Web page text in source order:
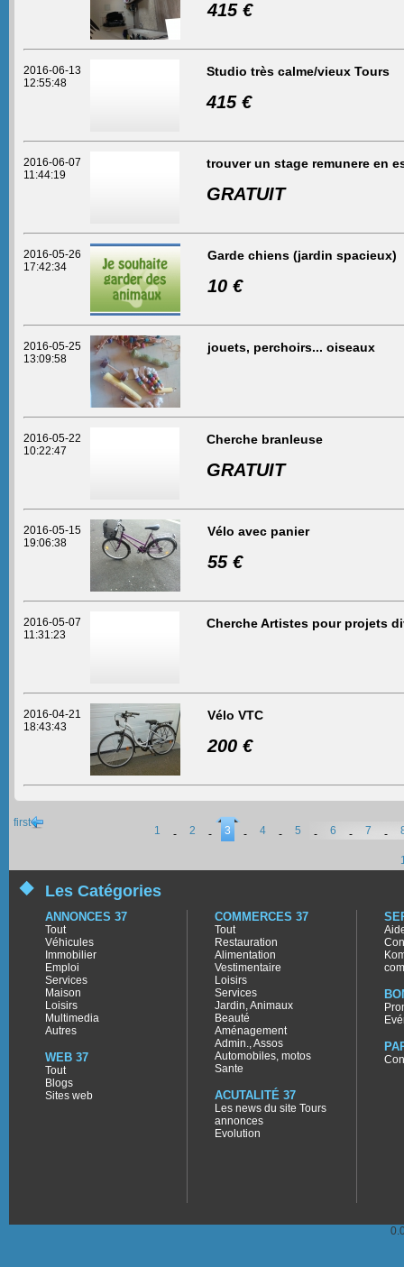
415 €
2016-06-13
12:55:48
Studio très calme/vieux Tours
415 €
2016-06-07
11:44:19
trouver un stage remunere en
GRATUIT
2016-05-26
17:42:34
Garde chiens (jardin spacieux)
10 €
2016-05-25
13:09:58
jouets, perchoirs... oiseaux
2016-05-22
10:22:47
Cherche branleuse
GRATUIT
2016-05-15
19:06:38
Vélo avec panier
55 €
2016-05-07
11:31:23
Cherche Artistes pour projets
2016-04-21
18:43:43
Vélo VTC
200 €
first
1 - 2 - 3 - 4 - 5 - 6 - 7 -
Les Catégories
ANNONCES 37
Tout
Véhicules
Immobilier
Emploi
Services
Maison
Loisirs
Multimedia
Autres
WEB 37
Tout
Blogs
Sites web
COMMERCES 37
Tout
Restauration
Alimentation
Vestimentaire
Loisirs
Services
Jardin, Animaux
Beauté
Aménagement
Admin., Assos
Automobiles, motos
Sante
ACUTALITÉ 37
Les news du site Tours
annonces
Evolution